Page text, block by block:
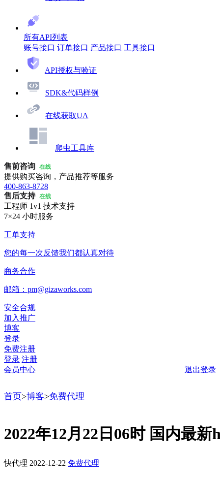
所有API列表
账号接口 订单接口 产品接口 工具接口
API授权与验证
SDK&代码样例
在线获取UA
爬虫工具库
售前咨询 在线
提供购买咨询，产品推荐等服务
400-863-8728
售后支持 在线
工程师 1v1 技术支持
7×24 小时服务
工单支持
您的每一次反馈我们都认真对待
商务合作
邮箱：pm@gizaworks.com
安全合规
加入推广
博客
登录
免费注册
登录 注册
会员中心
退出登录
首页>博客>免费代理
2022年12月22日06时 国内最
快代理 2022-12-22 免费代理